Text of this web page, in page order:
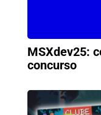
MSXdev25:
concurso